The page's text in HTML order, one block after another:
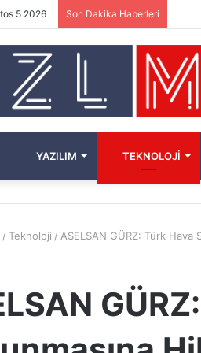
5 2026 Son Dakika Haberleri
YAZILIM TEKNOLOJI
/ Teknoloji / ASELSAN GÜRZ: Türk Hava